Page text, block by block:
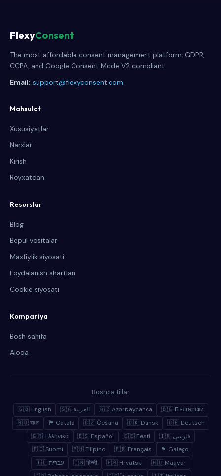
FlexyConsent
The most affordable consent management platform. GDPR,
CCPA, and Google Consent Mode V2 compliant.
Email: support@flexyconsent.com
Mahsulot
Xususiyatlar
Narxlar
Kirish
Royxatdan
Resurslar
Blog
Bepul vositalar
Maxfiylik siyosati
Foydalanish shartlari
Cookie siyosati
Kompaniya
Bosh sahifa
Aloqa
Boshqa tillar
🇬🇧 English 🇸🇦 العربية 🇦🇿 Azərbaycanca
🇧🇬 Български
🇧🇩 বাংলা
🏴 Català 🇨🇿 Čeština 🇩🇰 Dansk
🇩🇪 Deutsch
🇬🇷 Ελληνικά
🇪🇸 Español 🇪🇪 Eesti
🇮🇷 فارسی
🇫🇮 Suomi
🇵🇭 Filipino 🇫🇷 Français
🏴 Galego
🇮🇱 עברית
🇮🇳 हिन्दी 🇭🇷 Hrvatski
🇭🇺 Magyar